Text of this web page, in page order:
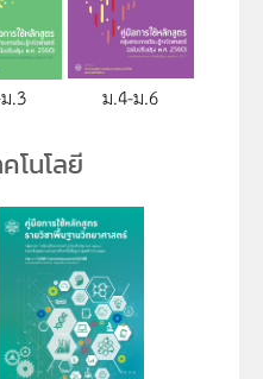
.3 ม.4-ม.6
โนโลยี